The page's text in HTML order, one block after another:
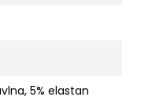
5% elastan